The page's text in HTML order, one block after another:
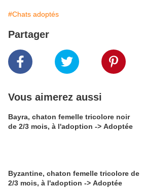
#Chats adoptés
Partager
Vous aimerez aussi
Bayra, chaton femelle tricolore noir
de 2/3 mois, à l'adoption -> Adoptée
Byzantine, chaton femelle tricolore de
2/3 mois, à l'adoption -> Adoptée